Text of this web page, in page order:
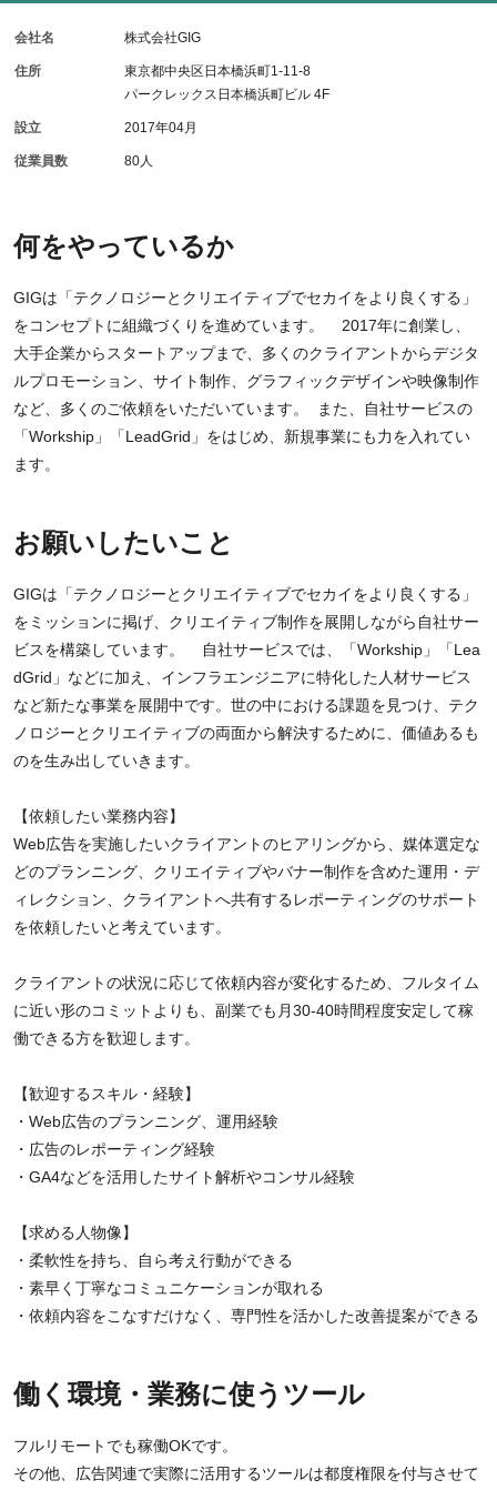
何をやっているか
GIGは「テクノロジーとクリエイティブでセカイをより良くする」
をコンセプトに組織づくりを進めています。 2017年に創業し、
大手企業からスタートアップまで、多くのクライアントからデジタ
ルプロモーション、サイト制作、グラフィックデザインや映像制作
など、多くのご依頼をいただいています。 また、自社サービスの
「Workship」「LeadGrid」をはじめ、新規事業にも力を入れてい
ます。
お願いしたいこと
GIGは「テクノロジーとクリエイティブでセカイをより良くする」
をミッションに掲げ、クリエイティブ制作を展開しながら自社サー
ビスを構築しています。 自社サービスでは、「Workship」「Lea
dGrid」などに加え、インフラエンジニアに特化した人材サービス
など新たな事業を展開中です。世の中における課題を見つけ、テク
ノロジーとクリエイティブの両面から解決するために、価値あるも
のを生み出していきます。
【依頼したい業務内容】
Web広告を実施したいクライアントのヒアリングから、媒体選定な
どのプランニング、クリエイティブやバナー制作を含めた運用・デ
ィレクション、クライアントへ共有するレポーティングのサポート
を依頼したいと考えています。
クライアントの状況に応じて依頼内容が変化するため、フルタイム
に近い形のコミットよりも、副業でも月30-40時間程度安定して稼
働できる方を歓迎します。
【歓迎するスキル・経験】
・Web広告のプランニング、運用経験
・広告のレポーティング経験
・GA4などを活用したサイト解析やコンサル経験
【求める人物像】
・柔軟性を持ち、自ら考え行動ができる
・素早く丁寧なコミュニケーションが取れる
・依頼内容をこなすだけなく、専門性を活かした改善提案ができる
働く環境・業務に使うツール
フルリモートでも稼働OKです。
その他、広告関連で実際に活用するツールは都度権限を付与させて
会社名 株式会社GIG
住所
東京都中央区日本橋浜町1-11-8
パークレックス日本橋浜町ビル 4F
設立 2017年04月
従業員数 80人